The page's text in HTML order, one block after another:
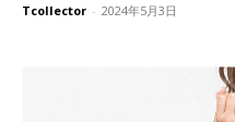
Tcollector - 2024年5月3日